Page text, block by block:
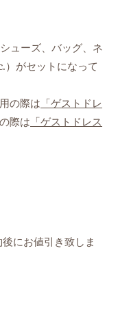
ューズ、バッグ、ネ
）がセットになって
の際は 「ゲストドレ
際は 「ゲストドレス
にお値引き致しま